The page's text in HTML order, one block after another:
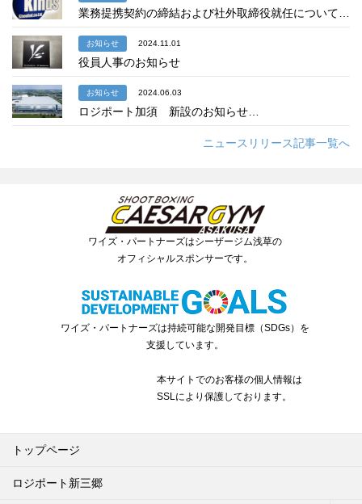
業務提携契約の締結および社外取締役就任について…
お知らせ 2024.11.01
役員人事のお知らせ
お知らせ 2024.06.03
ロジポート加須 新設のお知らせ…
ニュースリリース記事一覧へ
ワイズ・パートナーズはシーザージム浅草の
オフィシャルスポンサーです。
ワイズ・パートナーズは持続可能な開発目標（SDGs）を
支援しています。
本サイトでのお客様の個人情報は
SSLにより保護しております。
トップページ
ロジポート新三郷